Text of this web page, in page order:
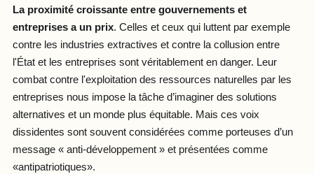
La proximité croissante entre gouvernements et
entreprises a un prix. Celles et ceux qui luttent par exemple
contre les industries extractives et contre la collusion entre
l'État et les entreprises sont véritablement en danger. Leur
combat contre l'exploitation des ressources naturelles par les
entreprises nous impose la tâche d’imaginer des solutions
alternatives et un monde plus équitable. Mais ces voix
dissidentes sont souvent considérées comme porteuses d’un
message « anti-développement » et présentées comme
«antipatriotiques».